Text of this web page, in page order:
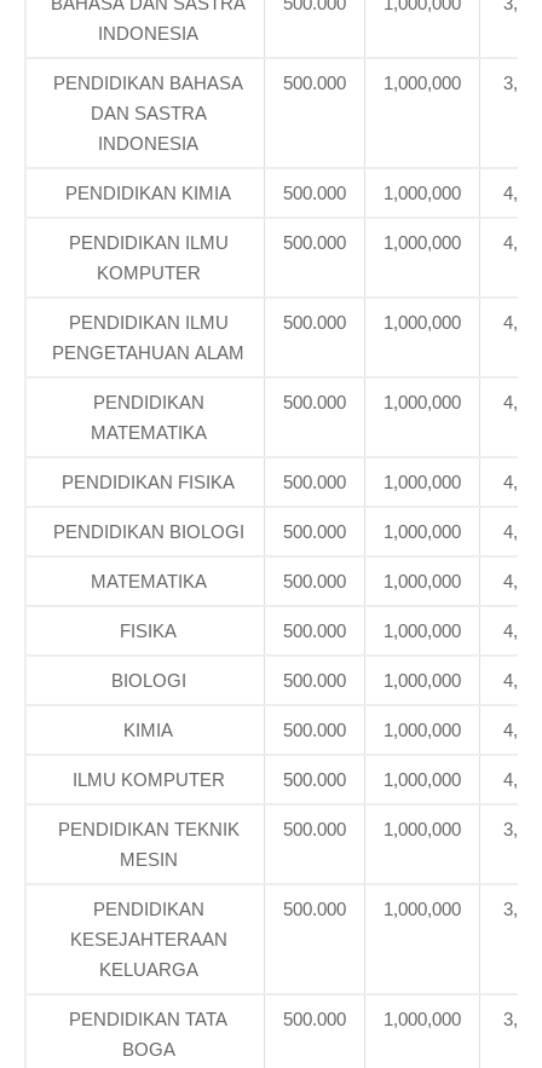
INDONESIA
PENDIDIKAN BAHASA
DAN SASTRA
INDONESIA
500.000 1,000,000
PENDIDIKAN KIMIA 500.000 1,000,000
PENDIDIKAN ILMU
KOMPUTER
500.000 1,000,000
PENDIDIKAN ILMU
PENGETAHUAN ALAM
500.000 1,000,000
PENDIDIKAN
MATEMATIKA
500.000 1,000,000
PENDIDIKAN FISIKA 500.000 1,000,000
PENDIDIKAN BIOLOGI 500.000 1,000,000
MATEMATIKA 500.000 1,000,000
FISIKA 500.000 1,000,000
BIOLOGI 500.000 1,000,000
KIMIA 500.000 1,000,000
ILMU KOMPUTER 500.000 1,000,000
PENDIDIKAN TEKNIK
MESIN
500.000 1,000,000
PENDIDIKAN
KESEJAHTERAAN
KELUARGA
500.000 1,000,000
PENDIDIKAN TATA
BOGA
500.000 1,000,000